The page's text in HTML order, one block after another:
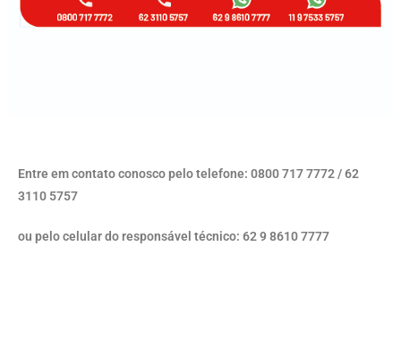
Entre em contato conosco pelo telefone: 0800 717 7772 / 62
3110 5757
ou pelo celular do responsável técnico: 62 9 8610 7777